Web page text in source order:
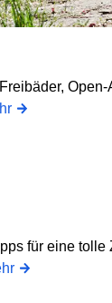
Open-
für eine tolle